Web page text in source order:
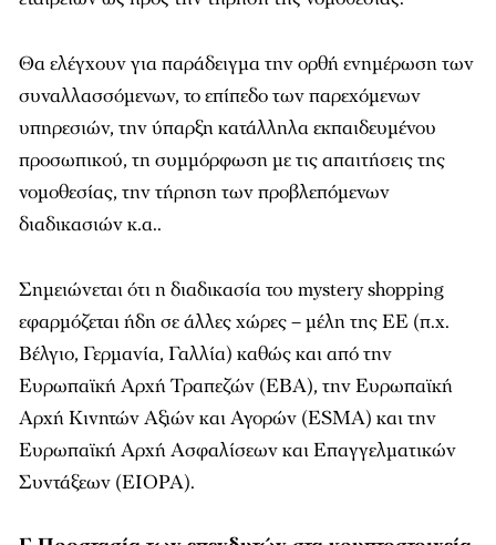
Θα ελέγχουν για παράδειγμα την ορθή ενημέρωση των
συναλλασσόμενων, το επίπεδο των παρεχόμενων
υπηρεσιών, την ύπαρξη κατάλληλα εκπαιδευμένου
προσωπικού, τη συμμόρφωση με τις απαιτήσεις της
νομοθεσίας, την τήρηση των προβλεπόμενων
διαδικασιών κ.α..
Σημειώνεται ότι η διαδικασία του mystery shopping
εφαρμόζεται ήδη σε άλλες χώρες – μέλη της ΕΕ (π.χ.
Βέλγιο, Γερμανία, Γαλλία) καθώς και από την
Ευρωπαϊκή Αρχή Τραπεζών (EBA), την Ευρωπαϊκή
Αρχή Κινητών Αξιών και Αγορών (ESMA) και την
Ευρωπαϊκή Αρχή Ασφαλίσεων και Επαγγελματικών
Συντάξεων (EIOPA).